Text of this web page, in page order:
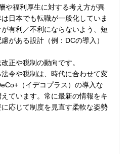
や福利厚生に対する考え方が異
日本でも転職が一般化していま
有利／不利にならないよう、短
がある設計（例：DCの導入）
正や税制の動向です。
令や税制は、時代に合わせて変
（イデコプラス）の導入な
ています。常に最新の情報をキ
応じて制度を見直す柔軟な姿勢